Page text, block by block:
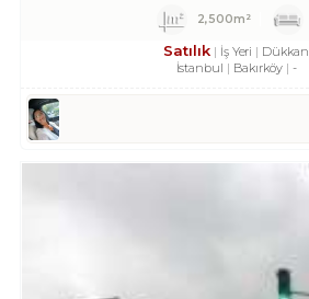
2,500m²
Satılık İş Yeri
Dükkan
İstanbul
Bakırköy -